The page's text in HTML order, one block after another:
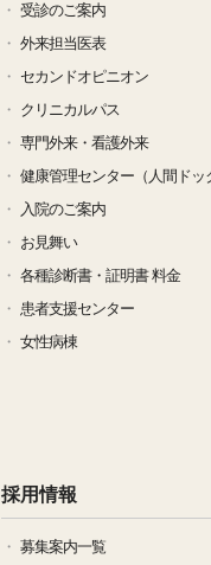
臨床研修センターイ
がんサロン「とさみ
2025年度 患者満足
2026年度「褥瘡対
がんサロン「とさみ
受診のご案内
外来担当医表
セカンドオピニオン
クリニカルパス
専門外来・看護外来
健康管理センター（人間ドッ
入院のご案内
お見舞い
各種診断書・証明書 料金
患者支援センター
女性病棟
採用情報
募集案内一覧